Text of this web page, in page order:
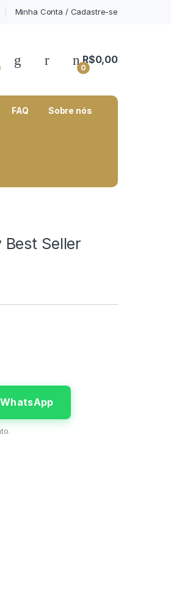
Minha Conta / Cadastre-se
My Account
0
R$0,00
FAQ Sobre nós
Seller